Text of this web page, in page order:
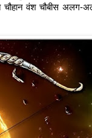
वंश चौबीस अलग-